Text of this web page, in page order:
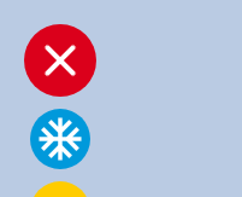
SKIRESORTS